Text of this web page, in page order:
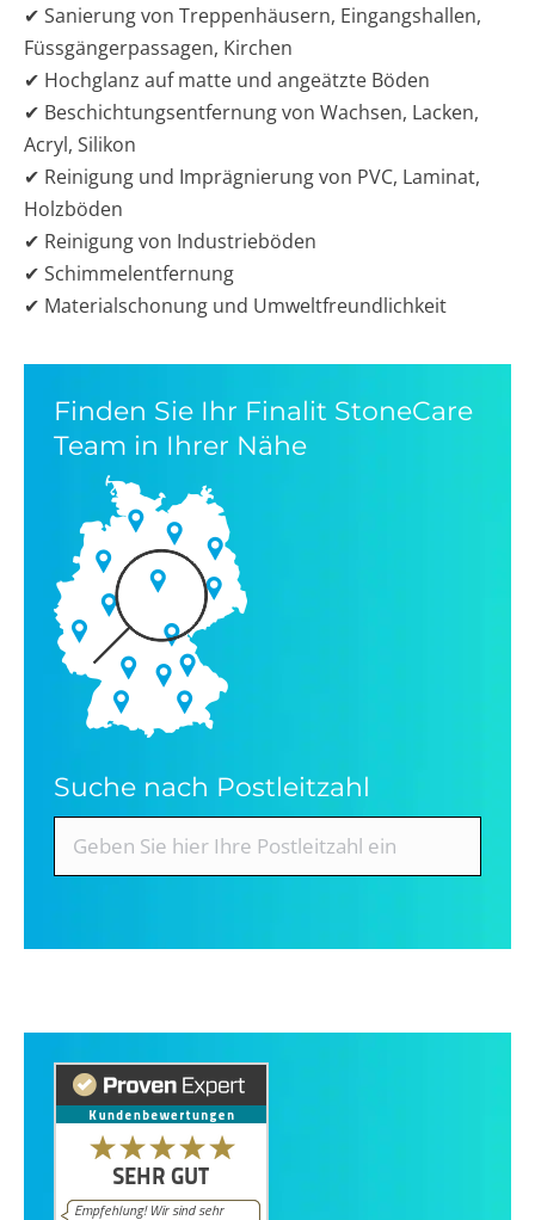
✔ Sanierung von Treppenhäusern, Eingangshallen,
Füssgängerpassagen, Kirchen
✔ Hochglanz auf matte und angeätzte Böden
✔ Beschichtungsentfernung von Wachsen, Lacken,
Acryl, Silikon
✔ Reinigung und Imprägnierung von PVC, Laminat,
Holzböden
✔ Reinigung von Industrieböden
✔ Schimmelentfernung
✔ Materialschonung und Umweltfreundlichkeit
Finden Sie Ihr Finalit StoneCare
Team in Ihrer Nähe
Suche nach Postleitzahl